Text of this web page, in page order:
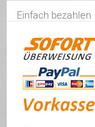
Einfach bezahlen